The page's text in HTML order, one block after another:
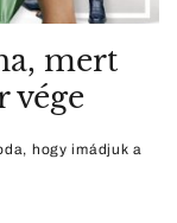
mert
vége
hogy imádjuk a